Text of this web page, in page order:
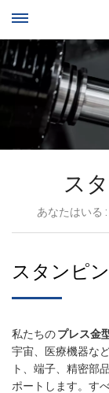
ス
あなたはいる :
スタンピ
私たちのプレス金
宇宙、医療機器な
ト、端子、精密部
ポートします。す